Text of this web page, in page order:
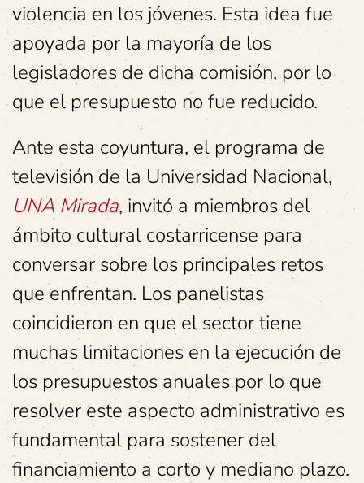
violencia en los jóvenes. Esta idea fue
apoyada por la mayoría de los
legisladores de dicha comisión, por lo
que el presupuesto no fue reducido.
Ante esta coyuntura, el programa de
televisión de la Universidad Nacional,
UNA Mirada, invitó a miembros del
ámbito cultural costarricense para
conversar sobre los principales retos
que enfrentan. Los panelistas
coincidieron en que el sector tiene
muchas limitaciones en la ejecución de
los presupuestos anuales por lo que
resolver este aspecto administrativo es
fundamental para sostener del
financiamiento a corto y mediano plazo.